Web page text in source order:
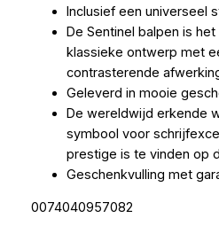
Inclusief een universeel
De Sentinel balpen is
klassieke ontwerp met
contrasterende
Geleverd in mooie
De wereldwijd erkende
symbool voor
prestige is te vinden op
Geschenkvulling met
0074040957082